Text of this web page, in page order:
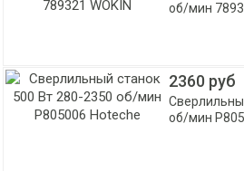
об/мин
2360 руб
об/мин